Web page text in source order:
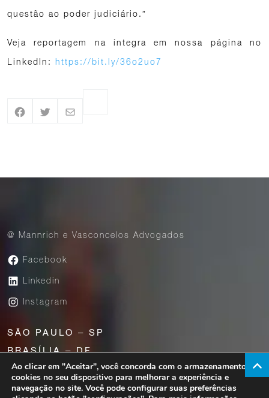
questão ao poder judiciário.”
Veja reportagem na íntegra em nossa página no
LinkedIn: https://bit.ly/36o2uo7
@ Mannrich e Vasconcelos Advogados
Facebook
Linkedin
Instagram
SÃO PAULO – SP
BRASÍLIA – DF
UBERABA – MG
Ao clicar em "Aceitar", você concorda com o armazenamento de
cookies no seu dispositivo para melhorar a experiência e
navegação no site. Você pode configurar suas preferências